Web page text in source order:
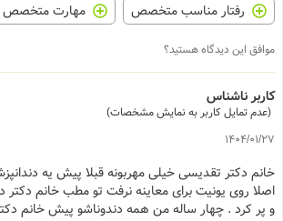
رفتار مناسب متخصص
مهارت متخصص
موافق این دیدگاه هستید؟
کاربر ناشناس
(عدم تمایل کاربر به نمایش مشخصات)
1404/01/27
خانم دکتر تقدیسی خیلی مهربونه قبلا پیش یه
اصلا روی یونیت برای معاینه نرفت تو مطب خانم
و پر کرد . چهار ساله من همه دندوناشو پیش خانم